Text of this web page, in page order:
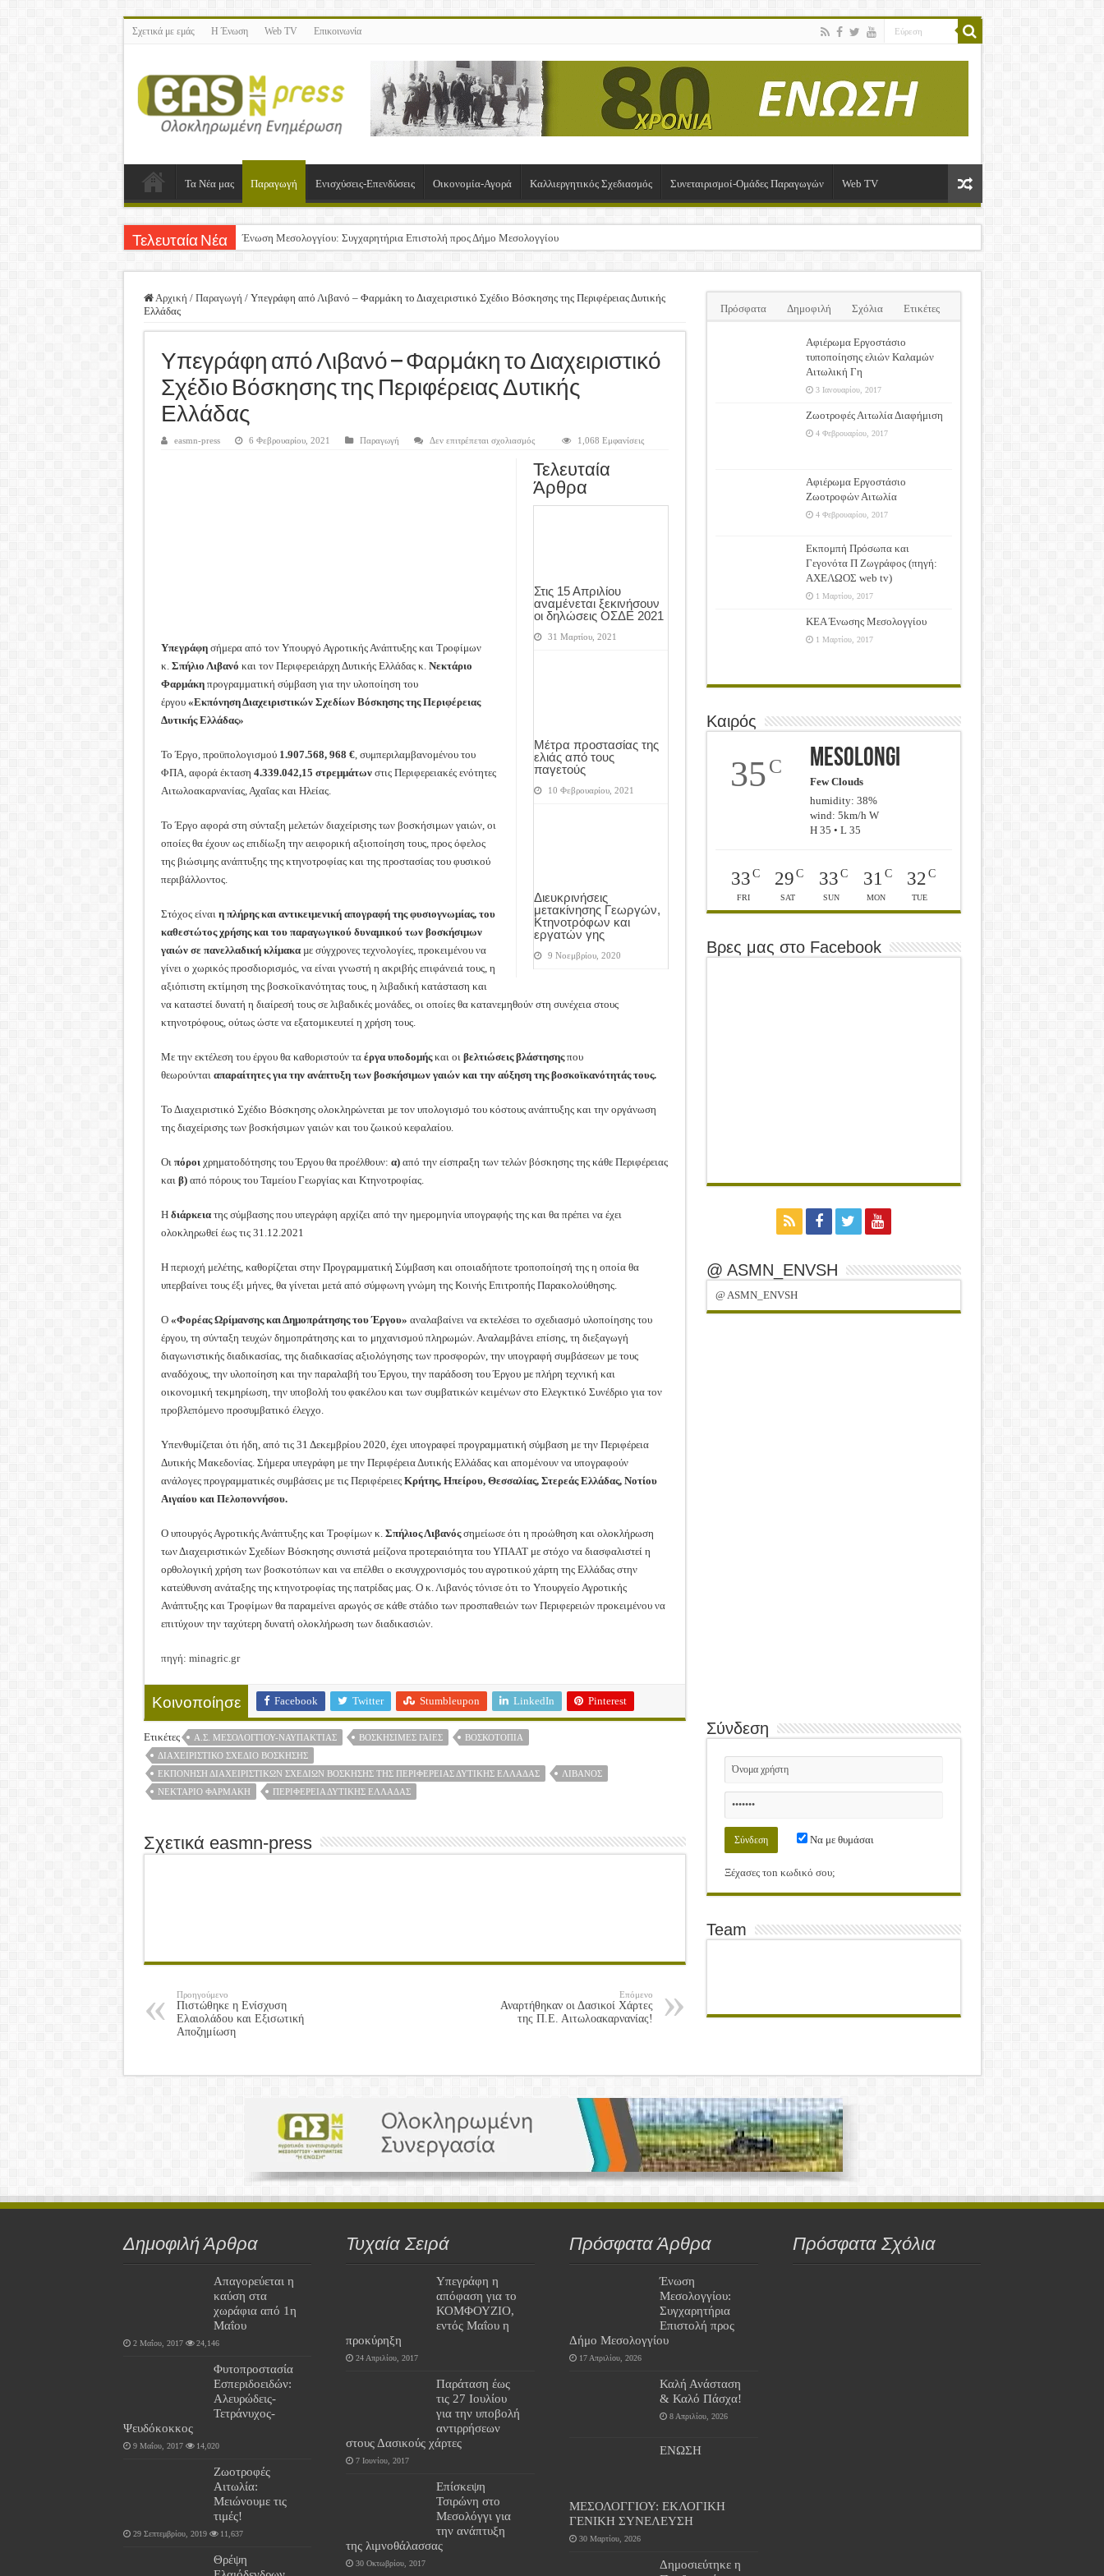
Σχετικά με εμάς Η Ένωση Web TV Επικοινωνία
Τα Νέα μας Παραγωγή Ενισχύσεις-Επενδύσεις Οικονομία-Αγορά Καλλιεργητικός Σχεδιασμός Συνεταιρισμοί-Ομάδες Παραγωγών Web TV
Τελευταία Νέα Ένωση Μεσολογγίου: Συγχαρητήρια Επιστολή προς Δήμο Μεσολογγίου
Καλά Χριστούγεννα! Καλή Χρονιά!
Tακτική Γενική Συνέλευση του Αγροτικού Συνεταιρισμού Μεσολογγίου-Ναυπακτίας ”Η Ένωση”
Η περίοδος συγκομιδής της Ελιάς ξεκίνησε…με Μεγάλες Προσφορές!!
Οι Φθινοπωρινές σπορές ξεκίνησαν!
Αρχική / Παραγωγή / Υπεγράφη από Λιβανό – Φαρμάκη το Διαχειριστικό Σχέδιο Βόσκησης της Περιφέρειας Δυτικής
Ελλάδας
Υπεγράφη από Λιβανό – Φαρμάκη το Διαχειριστικό
Σχέδιο Βόσκησης της Περιφέρειας Δυτικής
Ελλάδας
easmn-press 6 Φεβρουαρίου, 2021 Παραγωγή Δεν επιτρέπεται σχολιασμόςστο
Λιβανό
–
Φαρμάκη
Διαχειριστικό
1,068 Εμφανίσεις
Τελευταία
Άρθρα
Στις 15 Απριλίου
αναμένεται ξεκινήσουν
οι δηλώσεις ΟΣΔΕ 2021
31 Μαρτίου, 2021
Μέτρα προστασίας της
ελιάς από τους
παγετούς
10 Φεβρουαρίου, 2021
Διευκρινήσεις
μετακίνησης Γεωργών,
Κτηνοτρόφων και
εργατών γης
9 Νοεμβρίου, 2020
Υπεγράφησήμερα από τον Υπουργό Αγροτικής Ανάπτυξης και Τροφίμων
κ. Σπήλιο Λιβανό και τον Περιφερειάρχη Δυτικής Ελλάδας κ. Νεκτάριο
Φαρμάκηπρογραμματική σύμβαση για την υλοποίηση του
έργου «Εκπόνηση Διαχειριστικών Σχεδίων Βόσκησης της Περιφέρειας
Δυτικής Ελλάδας»
Το Έργο, προϋπολογισμού 1.907.568, 968 €, συμπεριλαμβανομένου του
ΦΠΑ, αφορά έκταση 4.339.042,15 στρεμμάτωνστις Περιφερειακές ενότητες
Αιτωλοακαρνανίας, Αχαΐας και Ηλείας.
Το Έργο αφορά στη σύνταξη μελετών διαχείρισης των βοσκήσιμων γαιών, οι
οποίες θα έχουν ως επιδίωξη την αειφορική αξιοποίηση τους, προς όφελος
της βιώσιμης ανάπτυξης της κτηνοτροφίας και της προστασίας του φυσικού
περιβάλλοντος.
Στόχος είναι η πλήρης και αντικειμενική απογραφή της φυσιογνωμίας, του
καθεστώτος χρήσης και του παραγωγικού δυναμικού των βοσκήσιμων
γαιών σε πανελλαδική κλίμακαµε σύγχρονες τεχνολογίες, προκειμένου να
γίνει ο χωρικός προσδιορισμός, να είναι γνωστή η ακριβής επιφάνειά τους, η
αξιόπιστη εκτίμηση της βοσκοϊκανότητας τους, η λιβαδική κατάσταση και
να καταστεί δυνατή η διαίρεσή τους σε λιβαδικές μονάδες, οι οποίες θα κατανεμηθούν στη συνέχεια στους
κτηνοτρόφους, ούτως ώστε να εξατομικευτεί η χρήση τους.
Με την εκτέλεση του έργου θα καθοριστούν τα έργα υποδομήςκαι οι βελτιώσεις βλάστησηςπου
θεωρούνται απαραίτητες για την ανάπτυξη των βοσκήσιμων γαιών και την αύξηση της βοσκοϊκανότητάς τους.
Το Διαχειριστικό Σχέδιο Βόσκησης ολοκληρώνεται µε τον υπολογισμό του κόστους ανάπτυξης και την οργάνωση
της διαχείρισης των βοσκήσιμων γαιών και του ζωικού κεφαλαίου.
Οι πόροιχρηματοδότησης του Έργου θα προέλθουν: α)από την είσπραξη των τελών βόσκησης της κάθε Περιφέρειας
και β)από πόρους του Ταμείου Γεωργίας και Κτηνοτροφίας.
H διάρκειατης σύμβασης που υπεγράφη αρχίζει από την ημερομηνία υπογραφής της και θα πρέπει να έχει
ολοκληρωθεί έως τις 31.12.2021
Η περιοχή μελέτης, καθορίζεται στην Προγραμματική Σύμβαση και οποιαδήποτε τροποποίησή της η οποία θα
υπερβαίνει τους έξι μήνες, θα γίνεται μετά από σύμφωνη γνώμη της Κοινής Επιτροπής Παρακολούθησης.
Ο «Φορέας Ωρίμανσης και Δημοπράτησης του Έργου» αναλαβαίνει να εκτελέσει το σχεδιασμό υλοποίησης του
έργου, τη σύνταξη τευχών δημοπράτησης και το μηχανισμού πληρωμών. Αναλαμβάνει επίσης, τη διεξαγωγή
διαγωνιστικής διαδικασίας, της διαδικασίας αξιολόγησης των προσφορών, την υπογραφή συμβάσεων µε τους
αναδόχους, την υλοποίηση και την παραλαβή του Έργου, την παράδοση του Έργου µε πλήρη τεχνική και
οικονομική τεκμηρίωση, την υποβολή του φακέλου και των συμβατικών κειμένων στο Ελεγκτικό Συνέδριο για τον
προβλεπόμενο προσυμβατικό έλεγχο.
Υπενθυμίζεται ότι ήδη, από τις 31 Δεκεμβρίου 2020, έχει υπογραφεί προγραμματική σύμβαση με την Περιφέρεια
Δυτικής Μακεδονίας. Σήμερα υπεγράφη με την Περιφέρεια Δυτικής Ελλάδας και απομένουν να υπογραφούν
ανάλογες προγραμματικές συμβάσεις με τις Περιφέρειες Κρήτης, Ηπείρου, Θεσσαλίας, Στερεάς Ελλάδας, Νοτίου
Αιγαίου και Πελοποννήσου.
Ο υπουργός Αγροτικής Ανάπτυξης και Τροφίμων κ. Σπήλιος Λιβανόςσημείωσε ότι η προώθηση και ολοκλήρωση
των Διαχειριστικών Σχεδίων Βόσκησης συνιστά μείζονα προτεραιότητα του ΥΠΑΑΤ με στόχο να διασφαλιστεί η
ορθολογική χρήση των βοσκοτόπων και να επέλθει ο εκσυγχρονισμός του αγροτικού χάρτη της Ελλάδας στην
κατεύθυνση ανάταξης της κτηνοτροφίας της πατρίδας μας. Ο κ. Λιβανός τόνισε ότι το Υπουργείο Αγροτικής
Ανάπτυξης και Τροφίμων θα παραμείνει αρωγός σε κάθε στάδιο των προσπαθειών των Περιφερειών προκειμένου να
επιτύχουν την ταχύτερη δυνατή ολοκλήρωση των διαδικασιών.
πηγή: minagric.gr
Κοινοποίησε Facebook Twitter Stumbleupon LinkedIn Pinterest
Ετικέτες Α.Σ. ΜΕΣΟΛΟΓΓΙΟΥ-ΝΑΥΠΑΚΤΙΑΣ ΒΟΣΚΉΣΙΜΕΣ ΓΑΊΕΣ
ΒΟΣΚΟΤΌΠΙΑ
ΔΙΑΧΕΙΡΙΣΤΙΚΌ ΣΧΈΔΙΟ ΒΌΣΚΗΣΗΣ
ΕΚΠΌΝΗΣΗ ΔΙΑΧΕΙΡΙΣΤΙΚΏΝ ΣΧΕΔΊΩΝ ΒΌΣΚΗΣΗΣ ΤΗΣ ΠΕΡΙΦΈΡΕΙΑΣ ΔΥΤΙΚΉΣ ΕΛΛΆΔΑΣ
ΛΙΒΑΝΌΣ
ΝΕΚΤΆΡΙΟ ΦΑΡΜΆΚΗ
ΠΕΡΙΦΈΡΕΙΑ ΔΥΤΙΚΉΣ ΕΛΛΆΔΑΣ
Σχετικά easmn-press
Προηγούμενο
Πιστώθηκε η Ενίσχυση
Ελαιολάδου και Εξισωτική
Αποζημίωση
Επόμενο
Αναρτήθηκαν οι Δασικοί Χάρτες
της Π.Ε. Αιτωλοακαρνανίας!
Πρόσφατα Δημοφιλή Σχόλια Ετικέτες
Αφιέρωμα Εργοστάσιο
τυποποίησης ελιών Καλαμών
Αιτωλική Γη
3 Ιανουαρίου, 2017
Ζωοτροφές Αιτωλία Διαφήμιση
4 Φεβρουαρίου, 2017
Αφιέρωμα Εργοστάσιο
Ζωοτροφών Αιτωλία
4 Φεβρουαρίου, 2017
Εκπομπή Πρόσωπα και
Γεγονότα Π Ζωγράφος (πηγή:
ΑΧΕΛΩΟΣ web tv)
1 Μαρτίου, 2017
ΚΕΑ Ένωσης Μεσολογγίου
1 Μαρτίου, 2017
Καιρός
35C Mesolongi
Few Clouds
humidity: 38%
wind: 5km/h W
H 35 • L 35
33C
FRI
29 C
SAT
33C
SUN
31 C
MON
32C
TUE
Βρες μας στο Facebook
@ ASMN_ENVSH
@ ASMN_ENVSH
Σύνδεση
Να με θυμάσαι
Ξέχασες τοn κωδικό σου;
Team
Δημοφιλή Άρθρα
Απαγορεύεται η
καύση στα
χωράφια από 1η
Μαΐου
2 Μαΐου, 2017 24,146
Φυτοπροστασία
Εσπεριδοειδών:
Αλευρώδεις-
Τετράνυχος-
Ψευδόκοκκος
9 Μαΐου, 2017 14,020
Ζωοτροφές
Αιτωλία:
Μειώνουμε τις
τιμές!
29 Σεπτεμβρίου, 2019 11,637
Θρέψη
Τυχαία Σειρά
Υπεγράφη η
απόφαση για το
ΚΟΜΦΟΥΖΙΟ,
εντός Μαΐου η
προκύρηξη
24 Απριλίου, 2017
Παράταση έως
τις 27 Ιουλίου
για την υποβολή
αντιρρήσεων
στους Δασικούς χάρτες
7 Ιουνίου, 2017
Επίσκεψη
Τσιρώνη στο
Μεσολόγγι για
την ανάπτυξη
της λιμνοθάλασσας
30 Οκτωβρίου, 2017
Πρόσφατα Άρθρα
Ένωση
Μεσολογγίου:
Συγχαρητήρια
Επιστολή προς
Δήμο Μεσολογγίου
17 Απριλίου, 2026
Καλή Ανάσταση
& Καλό Πάσχα!
8 Απριλίου, 2026
ΕΝΩΣΗ
ΜΕΣΟΛΟΓΓΙΟΥ: ΕΚΛΟΓΙΚΗ
ΓΕΝΙΚΗ ΣΥΝΕΛΕΥΣΗ
30 Μαρτίου, 2026
Δημοσιεύτηκε η
Πρόσφατα Σχόλια